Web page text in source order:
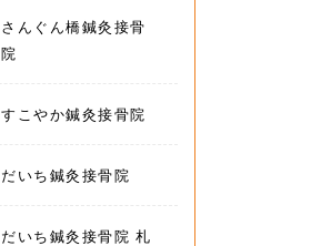
さんぐん橋鍼灸接骨
院
すこやか鍼灸接骨院
だいち鍼灸接骨院
だいち鍼灸接骨院 札